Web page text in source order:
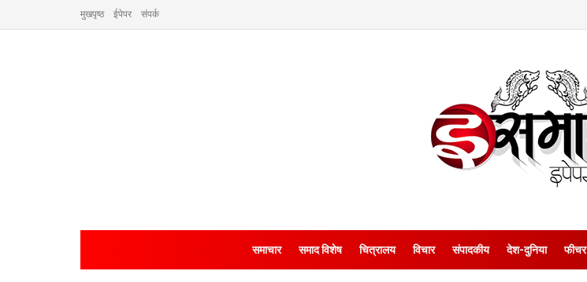
मुखपृष्ठ ईपेपर संपर्क
समाचार समाद विशेष चित्रालय विचार संपादकीय देश-दुनिया फीचर